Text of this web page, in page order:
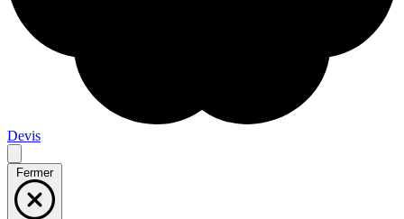
Devis
Fermer